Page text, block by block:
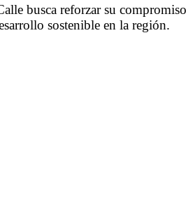
busca reforzar su
sostenible en la región.